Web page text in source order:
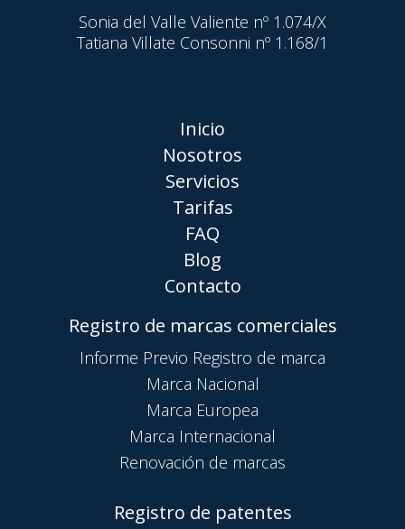
Sonia del Valle Valiente nº 1.074/X
Tatiana Villate Consonni nº 1.168/1
Inicio
Nosotros
Servicios
Tarifas
FAQ
Blog
Contacto
Registro de marcas comerciales
Informe Previo Registro de marca
Marca Nacional
Marca Europea
Marca Internacional
Renovación de marcas
Registro de patentes